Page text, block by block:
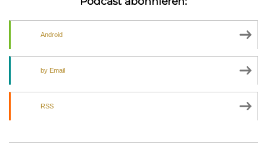
Android
by Email
RSS